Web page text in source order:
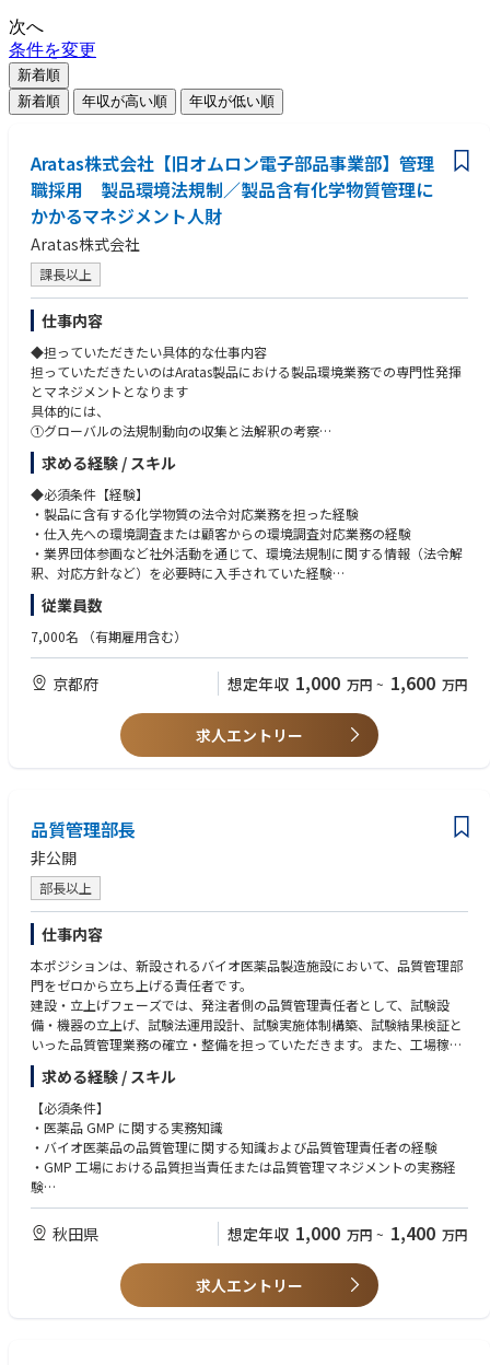
次へ
条件を変更
新着順
新着順
年収が高い順 年収が低い順
Aratas株式会社【旧オムロン電子部品事業部】管理
職採用 製品環境法規制／製品含有化学物質管理に
かかるマネジメント人財
Aratas株式会社
課長以上
仕事内容
◆担っていただきたい具体的な仕事内容
担っていただきたいのはAratas製品における製品環境業務での専門性発揮
とマネジメントとなります
具体的には、
①グローバルの法規制動向の収集と法解釈の考察
②自社製品への該当判断とインパクトの想定
③対応方針の決定と関係部門への指示（法令適用日から逆算して計画設
定）
④製品への含有有無の調査実施状況の管理
⑤非含有部材への切り替え状況の管理
⑥顧客からの環境調査依頼への対応
を進め／プロジェクトマネジメントいただき、法令適用日までに完了させ
行い完遂する役割を担っていただきます。
また①～③においては社外からの情報取得により妥当な法解釈～妥当な対
応方針決定のイニシアティブもとっていただくことを期待しています。
専門性の高いスペシャリストも在籍していますので、議論・相談もしつつ
進めていただけます
◆具体的な仕事内容に対しての期待する成果
新法令に対する対応を確実に実践していき、DMS製品のライフサイクル全
◆この仕事の魅力
社会的に関心が高まり続けている環境負荷低減に対して、自らがプロジェ
クトマネジメントを行うことで社会貢献できること。環境法規制に対する
知識を蓄積していくことで社外にも通用するスペシャリストになれるこ
と。また、電子情報技術産業協会（JEITA）等の社外活動として、他社との
連携・交流ができること。
◆業界動向と自社事業の特徴
リレーメーカーとして培った技術力、品質とブランドを武器に、産業機器
業界の顧客から高い信頼を得ている。商品および販売ネットワーク、顧客
基盤を基に、新商品投入、商品供給力強化、新規顧客獲得、販路拡大など
の注力取り組みにより事業成長を目指す。
求める経験 / スキル
◆必須条件【経験】
・製品に含有する化学物質の法令対応業務を担った経験
・仕入先への環境調査または顧客からの環境調査対応業務の経験
・業界団体参画など社外活動を通じて、環境法規制に関する情報（法令解
釈、対応方針など）を必要時に入手されていた経験
・課や部などのマネジメント経験
◆必須条件【スキル】
製品環境管理とは、RoHS指令/REACH規則/POPs条約等の製品環境に関
する法規制（変化）を把握し、
社内展開を通じて遵法製品を実現し、顧客へ環境保証製品の提供を行う
一連の業務をいう。
・法令解釈および対応方針決定にかかるスキル
・社外委員会活動での委員経験者（JEITA、NECA、JEMIMA、カテ8,9連絡
会、日機輸、その他）
・環境法規制にかかるロビー活動の経験者
・ISO14001管理業務経験者、或いはISO9001の監査業務経験者
・ISO14001やISO9001の審査員及び準審査員資格保有者
・技術師補資格（領域：化学、応用理学（物理及び化学）、経営工学（生
産・物流マネジメント）、環境（環境影響評価））
・化学物質管理師補
・QC検定２級以上
◆歓迎する人物像
・業務遂行だけではなく人の繋がりを大事にできる人
・自律的に業務計画管理を行えコミュニケーション力がある方
・物怖じせず議論し、行動力のある人材
◆使用する開発言語・ソフト・装置/機器等
・MS-Excel、Word、Powerpoint、Outlookなど
・chemSHERPA、IMDS、BOMcheck、IPC-1752の知識があればなおよい
従業員数
7,000名 （有期雇用含む）
京都府 想定年収 1,000 万円 ~ 1,600 万円
求人エントリー
品質管理部長
非公開
部長以上
仕事内容
本ポジションは、新設されるバイオ医薬品製造施設において、品質管理部
門をゼロから立ち上げる責任者です。
建設・立上げフェーズでは、発注者側の品質管理責任者として、試験設
備・機器の立上げ、試験法運用設計、試験実施体制構築、試験結果検証と
いった品質管理業務の確立・整備を担っていただきます。また、工場稼働
後は、品質管理部門責任者として、原材料試験、工程内試験、製品試験、
環境モニタリング、安定性試験等を含む試験活動全般の責任を担っていた
だきます。
求める経験 / スキル
【必須条件】
・医薬品 GMP に関する実務知識
・バイオ医薬品の品質管理に関する知識および品質管理責任者の経験
・GMP 工場における品質担当責任または品質管理マネジメントの実務経
験
・試験設備・機器、試薬等、試験記録、試験結果、データインテグリティ
に関する基本的な理解
・複数の社外関係者（設計会社、施工会社、設備ベンダー、コンサルタン
ト、外部試験機関、技術供与等）との調整・折衝経験
・品質管理部門または試験関連チームにおけるピープルマネジメント経験
・環境で発生する課題を整理し、関係者を巻き込みながら解決に導く能力
秋田県 想定年収 1,000 万円 ~ 1,400 万円
求人エントリー